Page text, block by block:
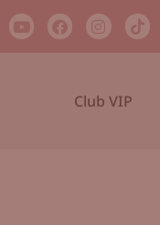
Club VIP